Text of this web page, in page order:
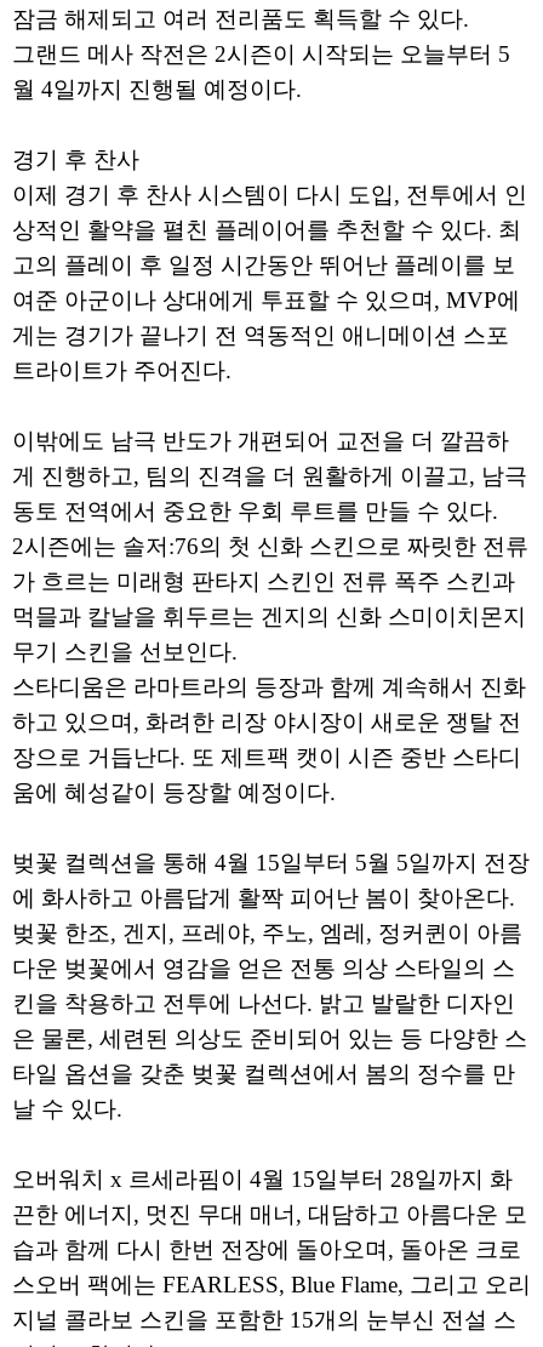
잠금 해제되고 여러 전리품도 획득할 수 있다.
그랜드 메사 작전은 2시즌이 시작되는 오늘부터 5
월 4일까지 진행될 예정이다.
경기 후 찬사
이제 경기 후 찬사 시스템이 다시 도입, 전투에서 인
상적인 활약을 펼친 플레이어를 추천할 수 있다. 최
고의 플레이 후 일정 시간동안 뛰어난 플레이를 보
여준 아군이나 상대에게 투표할 수 있으며, MVP에
게는 경기가 끝나기 전 역동적인 애니메이션 스포
트라이트가 주어진다.
이밖에도 남극 반도가 개편되어 교전을 더 깔끔하
게 진행하고, 팀의 진격을 더 원활하게 이끌고, 남극
동토 전역에서 중요한 우회 루트를 만들 수 있다.
2시즌에는 솔저:76의 첫 신화 스킨으로 짜릿한 전류
가 흐르는 미래형 판타지 스킨인 전류 폭주 스킨과
먹믈과 칼날을 휘두르는 겐지의 신화 스미이치몬지
무기 스킨을 선보인다.
스타디움은 라마트라의 등장과 함께 계속해서 진화
하고 있으며, 화려한 리장 야시장이 새로운 쟁탈 전
장으로 거듭난다. 또 제트팩 캣이 시즌 중반 스타디
움에 혜성같이 등장할 예정이다.
벚꽃 컬렉션을 통해 4월 15일부터 5월 5일까지 전장
에 화사하고 아름답게 활짝 피어난 봄이 찾아온다.
벚꽃 한조, 겐지, 프레야, 주노, 엠레, 정커퀸이 아름
다운 벚꽃에서 영감을 얻은 전통 의상 스타일의 스
킨을 착용하고 전투에 나선다. 밝고 발랄한 디자인
은 물론, 세련된 의상도 준비되어 있는 등 다양한 스
타일 옵션을 갖춘 벚꽃 컬렉션에서 봄의 정수를 만
날 수 있다.
오버워치 x 르세라핌이 4월 15일부터 28일까지 화
끈한 에너지, 멋진 무대 매너, 대담하고 아름다운 모
습과 함께 다시 한번 전장에 돌아오며, 돌아온 크로
스오버 팩에는 FEARLESS, Blue Flame, 그리고 오리
지널 콜라보 스킨을 포함한 15개의 눈부신 전설 스